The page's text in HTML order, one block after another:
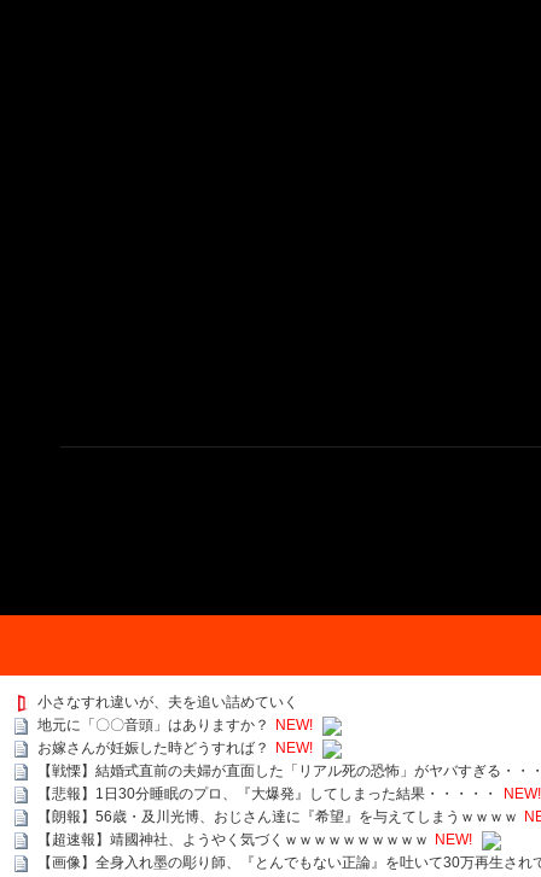
小さなすれ違いが、夫を追い詰めていく
地元に「〇〇音頭」はありますか？
NEW!
お嫁さんが妊娠した時どうすれば？
NEW!
【戦慄】結婚式直前の夫婦が直面した「リアル死の恐怖」がヤバすぎる・・
【悲報】1日30分睡眠のプロ、『大爆発』してしまった結果・・・・・
NEW!
【朗報】56歳・及川光博、おじさん達に『希望』を与えてしまうｗｗｗｗ
【超速報】靖國神社、ようやく気づくｗｗｗｗｗｗｗｗｗｗ NEW!
【画像】全身入れ墨の彫り師、『とんでもない正論』を吐いて30万再生され